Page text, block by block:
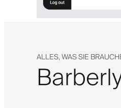
ALLES, WAS SIE